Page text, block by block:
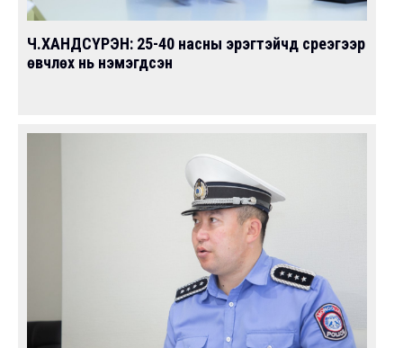
Ч.ХАНДСҮРЭН: 25-40 насны эрэгтэйчүүд сүреэгээр
өвчлөх нь нэмэгдсэн